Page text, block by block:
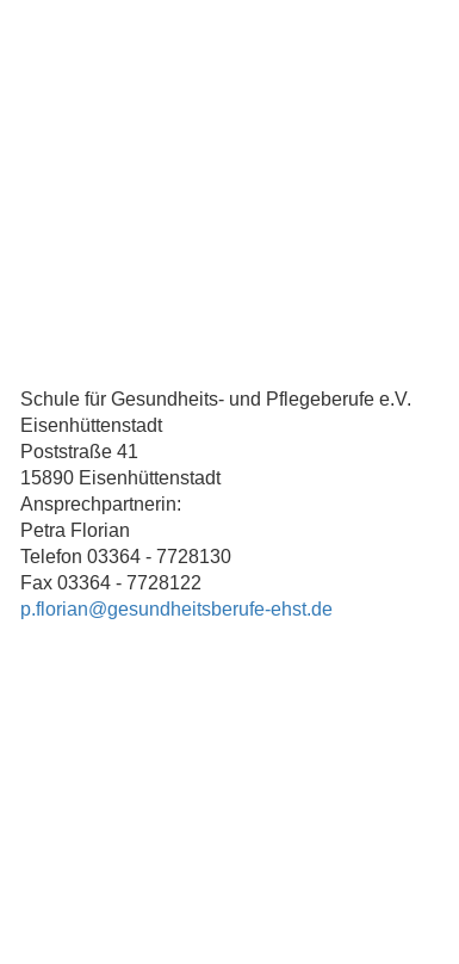
Schule für Gesundheits- und Pflegeberufe e.V.
Eisenhüttenstadt
Poststraße 41
15890 Eisenhüttenstadt
Ansprechpartnerin:
Petra Florian
Telefon 03364 - 7728130
Fax 03364 - 7728122
p.florian@gesundheitsberufe-ehst.de